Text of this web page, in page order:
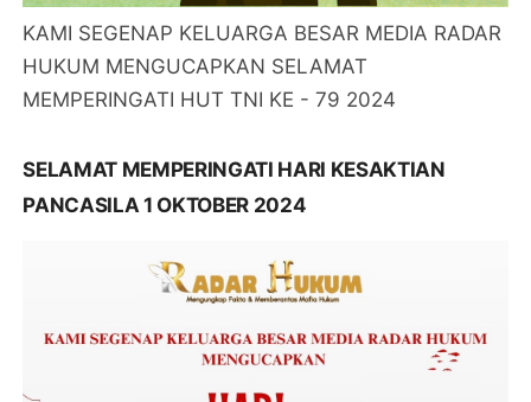
KAMI SEGENAP KELUARGA BESAR MEDIA RADAR
HUKUM MENGUCAPKAN SELAMAT
MEMPERINGATI HUT TNI KE - 79 2024
SELAMAT MEMPERINGATI HARI KESAKTIAN
PANCASILA 1 OKTOBER 2024